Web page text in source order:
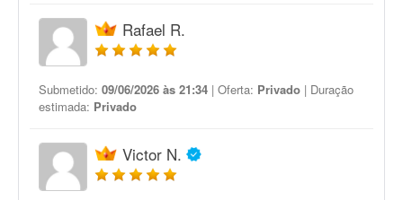
Rafael R.
Submetido: 09/06/2026 às 21:34 | Oferta: Privado | Duração
estimada: Privado
Victor N.